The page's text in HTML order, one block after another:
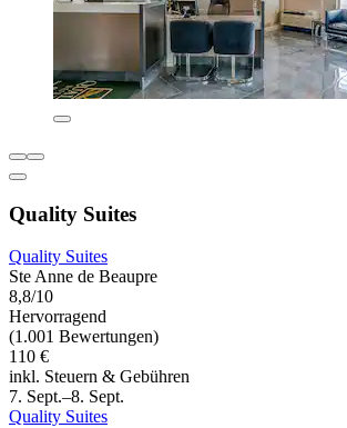
Quality Suites
Quality Suites
Ste Anne de Beaupre
8,8/10
Hervorragend
(1.001 Bewertungen)
110 €
inkl. Steuern & Gebühren
7. Sept.–8. Sept.
Quality Suites